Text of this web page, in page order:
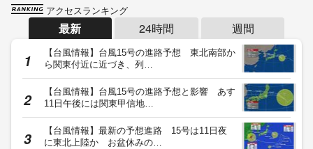
アクセスランキング
最新 24時間 週間
【台風情報】台風15号の進路予想 東北南部か
ら関東付近に近づき、列…
【台風情報】台風15号の進路予想と影響 あす
11日午後には関東甲信地…
【台風情報】最新の予想進路 15号は11日夜
に東北上陸か お盆休みの…